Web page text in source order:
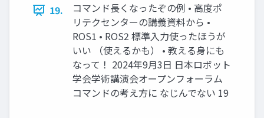
19.
コマンド長くなったぞの例 • 高度ポ
リテクセンターの講義資料から •
ROS1 • ROS2 標準入力使ったほうが
いい （使えるかも） • 教える身にも
なって！ 2024年9月3日 日本ロボット
学会学術講演会オープンフォーラム
コマンドの考え方に なじんでない 19